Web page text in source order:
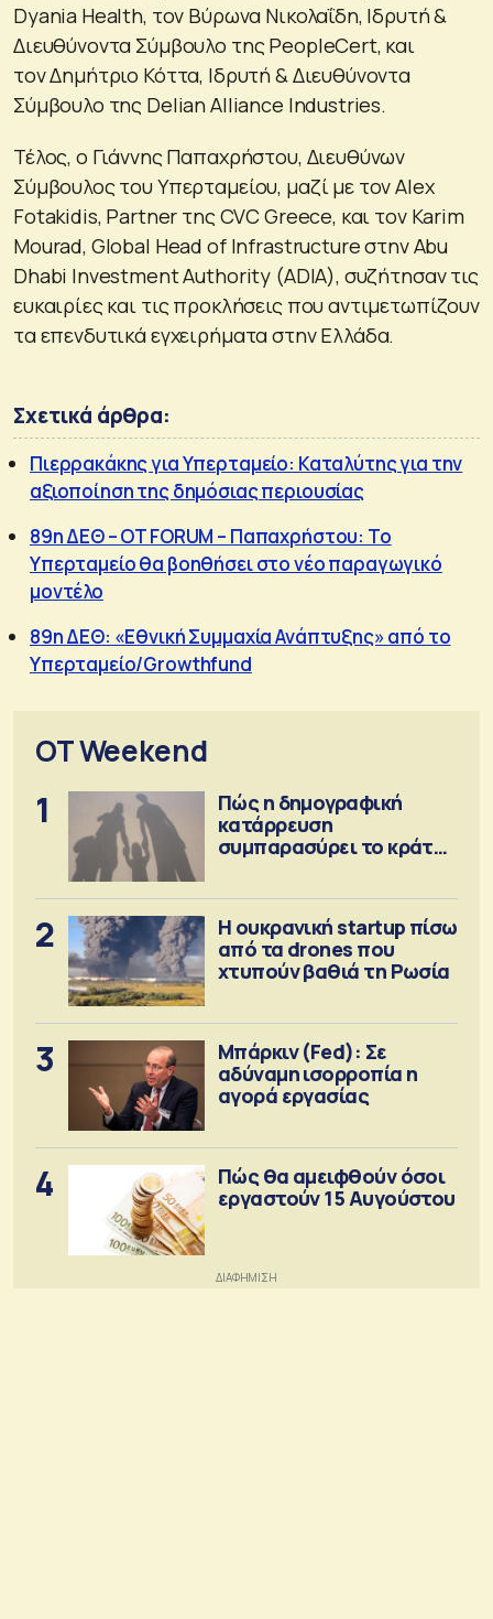
Dyania Health, τον Βύρωνα Νικολαΐδη, Ιδρυτή &
Διευθύνοντα Σύμβουλο της PeopleCert, και
τον Δημήτριο Κόττα, Ιδρυτή & Διευθύνοντα
Σύμβουλο της Delian Alliance Industries.
Τέλος, ο Γιάννης Παπαχρήστου, Διευθύνων
Σύμβουλος του Υπερταμείου, μαζί με τον Alex
Fotakidis, Partner της CVC Greece, και τον Karim
Mourad, Global Head of Infrastructure στην Abu
Dhabi Investment Authority (ADIA), συζήτησαν τις
ευκαιρίες και τις προκλήσεις που αντιμετωπίζουν
τα επενδυτικά εγχειρήματα στην Ελλάδα.
Σχετικά άρθρα:
Πιερρακάκης για Υπερταμείο: Καταλύτης για την
αξιοποίηση της δημόσιας περιουσίας
89η ΔΕΘ – OT FORUM – Παπαχρήστου: Το
Υπερταμείο θα βοηθήσει στο νέο παραγωγικό
μοντέλο
89η ΔΕΘ: «Εθνική Συμμαχία Ανάπτυξης» από το
Υπερταμείο/Growthfund
OT Weekend
1
Πώς η δημογραφική
κατάρρευση
συμπαρασύρει το κράτος
2
Η ουκρανική startup πίσω
από τα drones που
χτυπούν βαθιά τη Ρωσία
3
Μπάρκιν (Fed): Σε
αδύναμη ισορροπία η
αγορά εργασίας
4
Πώς θα αμειφθούν όσοι
εργαστούν 15 Αυγούστου